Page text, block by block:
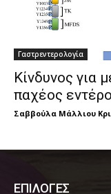
Γαστρεντερολογία
Κίνδυνος για
παχέος
Σαββούλα Μάλλιου
ΕΠΙΛΟΓΕΣ